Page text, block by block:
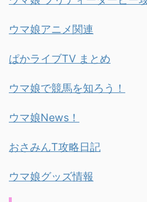
ウマ娘アニメ関連
ぱかライブTV まとめ
ウマ娘で競馬を知ろう！
ウマ娘News！
おさみんT攻略日記
ウマ娘グッズ情報